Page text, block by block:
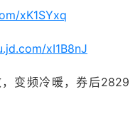
xK1SYxq
xI1B8nJ
变频冷暖，券后2829